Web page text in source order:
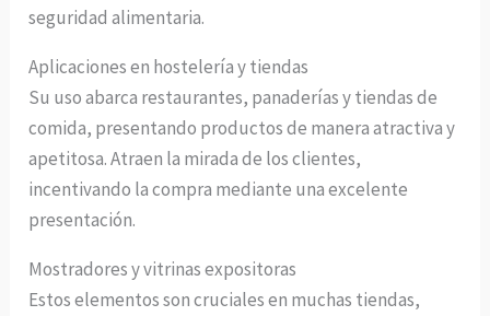
seguridad alimentaria.
Aplicaciones en hostelería y tiendas
Su uso abarca restaurantes, panaderías y tiendas de
comida, presentando productos de manera atractiva y
apetitosa. Atraen la mirada de los clientes,
incentivando la compra mediante una excelente
presentación.
Mostradores y vitrinas expositoras
Estos elementos son cruciales en muchas tiendas,